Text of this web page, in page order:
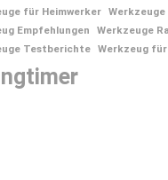
für Heimwerker
Empfehlungen
Werkzeuge
Testberichte Werkzeug